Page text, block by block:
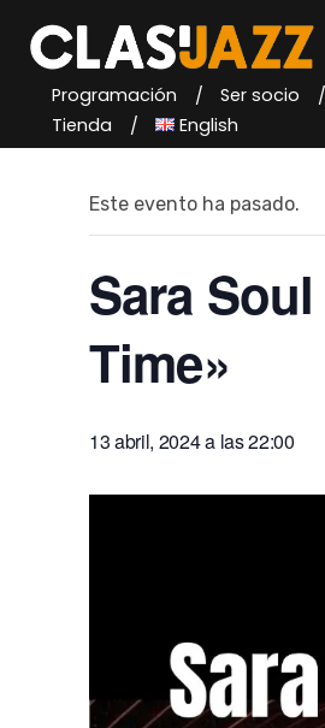
content
Programación Ser socio
Tienda
English
« Todos los Eventos
Este evento ha pasado.
Sara
Time»
13 abril, 2024 a las 22:00